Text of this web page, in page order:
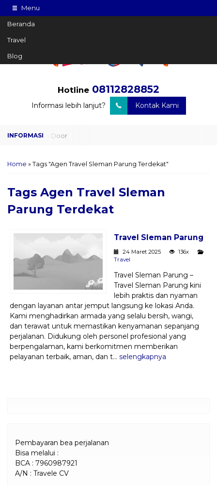
Menu
Beranda
Travel
Blog
Hotline 08112828852
Informasi lebih lanjut? Kontak Kami
Travel Door to Door
Sewa Mobil Plus Driver
Wisata
Paket Kilat
Pengiriman Barang
Home » Tags "Agen Travel Sleman Parung Terdekat"
Tags Agen Travel Sleman
Parung Terdekat
Travel Sleman Parung
24 Maret 2025
136x
Travel
Travel Sleman Parung –
Travel Sleman Parung kini
lebih praktis dan nyaman
dengan layanan antar jemput langsung ke lokasi Anda.
Kami menghadirkan armada yang selalu bersih, wangi,
dan terawat untuk memastikan kenyamanan sepanjang
perjalanan. Didukung oleh personel profesional yang
berpengalaman, kami berkomitmen memberikan
pelayanan terbaik, aman, dan t... selengkapnya
Pembayaran bea perjalanan
Bisa melalui :
BCA : 7960987921
A/N : Travele CV